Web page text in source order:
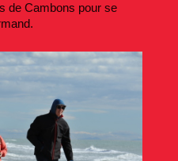
de Cambons pour se